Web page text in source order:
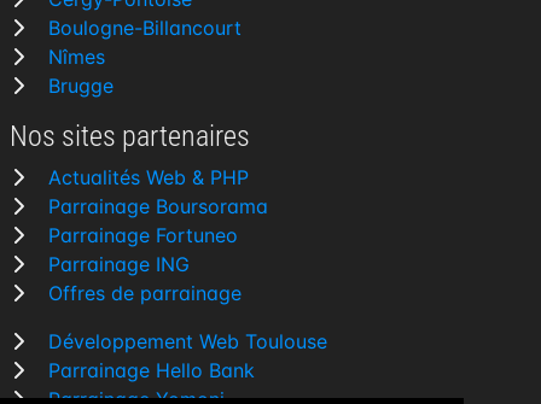
Boulogne-Billancourt
Nîmes
Brugge
Nos sites partenaires
Actualités Web & PHP
Parrainage Boursorama
Parrainage Fortuneo
Parrainage ING
Offres de parrainage
Développement Web Toulouse
Parrainage Hello Bank
Parrainage Yomoni